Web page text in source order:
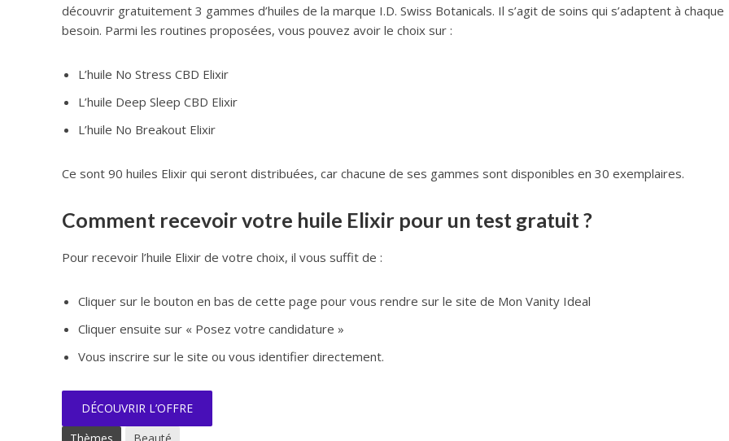
découvrir gratuitement 3 gammes d’huiles de la marque I.D. Swiss Botanicals. Il s’agit de soins qui s’adaptent à chaque
besoin. Parmi les routines proposées, vous pouvez avoir le choix sur :
L’huile No Stress CBD Elixir
L’huile Deep Sleep CBD Elixir
L’huile No Breakout Elixir
Ce sont 90 huiles Elixir qui seront distribuées, car chacune de ses gammes sont disponibles en 30 exemplaires.
Comment recevoir votre huile Elixir pour un test gratuit ?
Pour recevoir l’huile Elixir de votre choix, il vous suffit de :
Cliquer sur le bouton en bas de cette page pour vous rendre sur le site de Mon Vanity Ideal
Cliquer ensuite sur « Posez votre candidature »
Vous inscrire sur le site ou vous identifier directement.
DÉCOUVRIR L’OFFRE